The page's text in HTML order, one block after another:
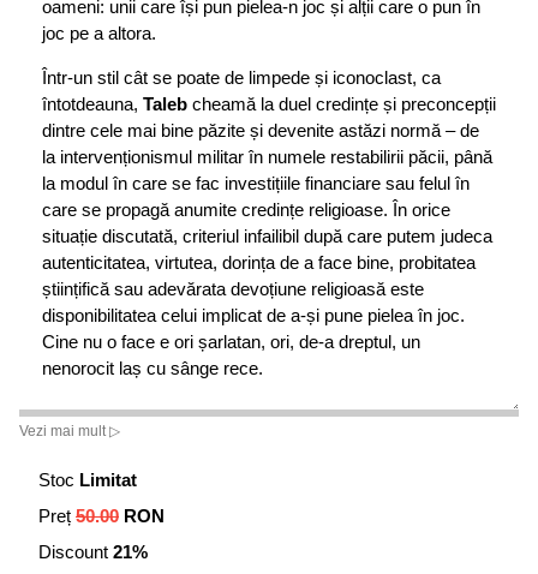
oameni: unii care își pun pielea-n joc și alții care o pun în
joc pe a altora.
Într-un stil cât se poate de limpede și iconoclast, ca
întotdeauna, Taleb cheamă la duel credințe și preconcepții
dintre cele mai bine păzite și devenite astăzi normă – de
la intervenționismul militar în numele restabilirii păcii, până
la modul în care se fac investițiile financiare sau felul în
care se propagă anumite credințe religioase. În orice
situație discutată, criteriul infailibil după care putem judeca
autenticitatea, virtutea, dorința de a face bine, probitatea
științifică sau adevărata devoțiune religioasă este
disponibilitatea celui implicat de a-și pune pielea în joc.
Cine nu o face e ori șarlatan, ori, de-a dreptul, un
nenorocit laș cu sânge rece.
Vezi mai mult ▷
Stoc Limitat
Preț 50.00 RON
Discount 21%